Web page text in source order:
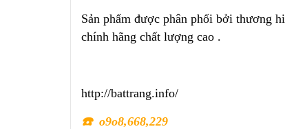
Sản phẩm được phân phối bởi thương
chính hãng chất lượng cao .
http://battrang.info/
☎️ o9o8,668,229